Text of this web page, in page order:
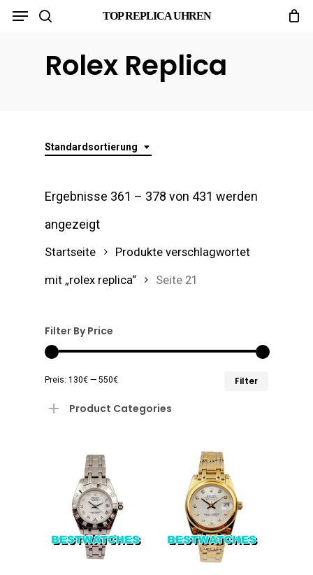
Skip
TOP REPLICA UHREN
Menu
Rolex Replica
Standardsortierung
Ergebnisse 361 – 378 von 431 werden
angezeigt
Startseite Produkte verschlagwortet
mit „rolex replica“ Seite 21
Filter By Price
Filter
Preis: 130€ — 550€
Product Categories